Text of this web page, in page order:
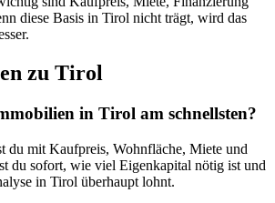
diese Basis in Tirol nicht trägt, wird das
zu Tirol
in Tirol am schnellsten?
du mit Kaufpreis, Wohnfläche, Miete und
du sofort, wie viel Eigenkapital nötig ist und
in Tirol überhaupt lohnt.